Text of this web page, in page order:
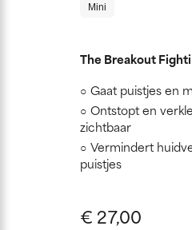
Mini
The Breakout
Gaat puistjes en
Ontstopt en
zichtbaar
Vermindert
puistjes
€ 27,00